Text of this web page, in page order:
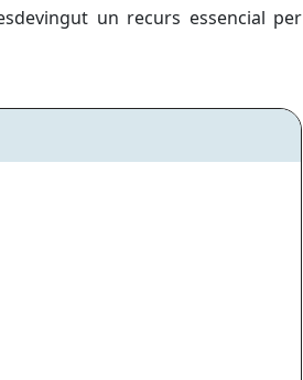
un recurs essencial per